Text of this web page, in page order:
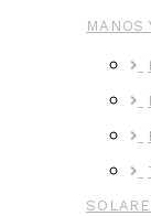
MANOS